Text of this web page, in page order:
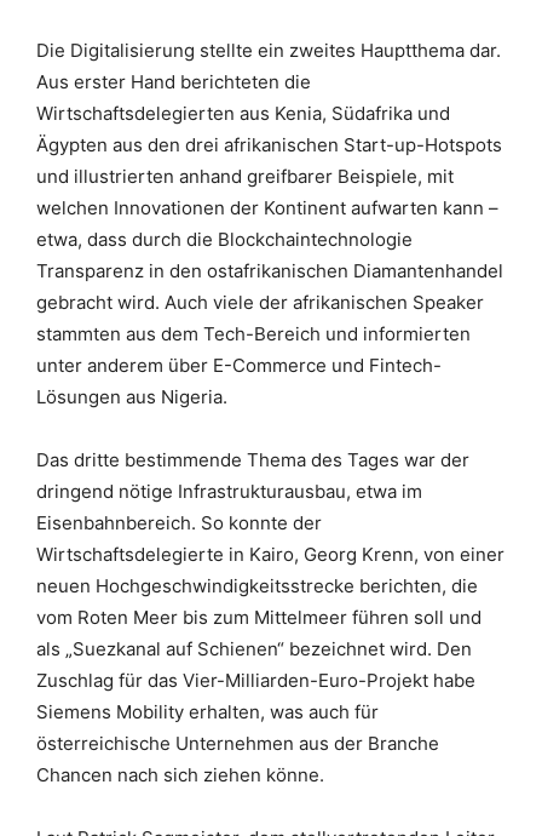
Die Digitalisierung stellte ein zweites Hauptthema dar.
Aus erster Hand berichteten die
Wirtschaftsdelegierten aus Kenia, Südafrika und
Ägypten aus den drei afrikanischen Start-up-Hotspots
und illustrierten anhand greifbarer Beispiele, mit
welchen Innovationen der Kontinent aufwarten kann –
etwa, dass durch die Blockchaintechnologie
Transparenz in den ostafrikanischen Diamantenhandel
gebracht wird. Auch viele der afrikanischen Speaker
stammten aus dem Tech-Bereich und informierten
unter anderem über E-Commerce und Fintech-
Lösungen aus Nigeria.
Das dritte bestimmende Thema des Tages war der
dringend nötige Infrastrukturausbau, etwa im
Eisenbahnbereich. So konnte der
Wirtschaftsdelegierte in Kairo, Georg Krenn, von einer
neuen Hochgeschwindigkeitsstrecke berichten, die
vom Roten Meer bis zum Mittelmeer führen soll und
als „Suezkanal auf Schienen“ bezeichnet wird. Den
Zuschlag für das Vier-Milliarden-Euro-Projekt habe
Siemens Mobility erhalten, was auch für
österreichische Unternehmen aus der Branche
Chancen nach sich ziehen könne.